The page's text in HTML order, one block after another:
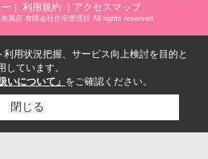
｜ 利用規約 ｜アクセスマップ
満店 有限会社住宅管理社 All rights reserved.
用状況把握、サービス向上検討を目的と
ています。
いについて」 をご確認ください。
閉じる